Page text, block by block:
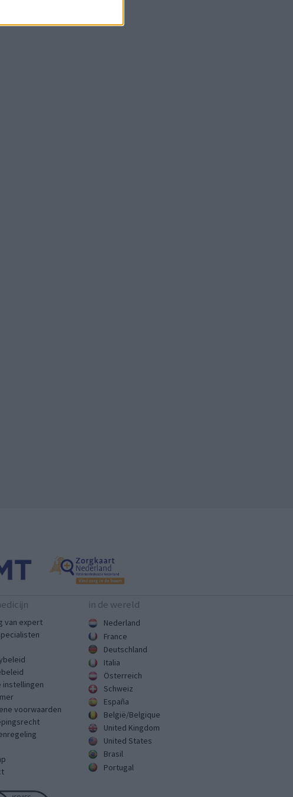
van expert
instellingen
voorwaarden
in de wereld
Nederland
France
Deutschland
Italia
Österreich
Schweiz
España
België/Belgique
United Kingdom
United States
Brasil
Portugal